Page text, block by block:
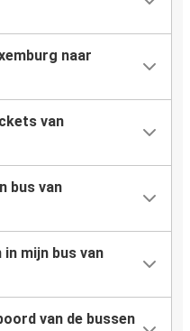
naar
van
bus van
mijn bus van
van de bussen